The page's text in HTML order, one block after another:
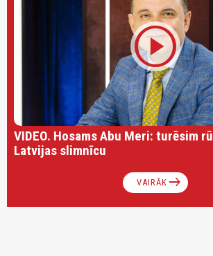
play_circle
VIDEO. Hosams Abu Meri: turēsim
Latvijas slimnīcu
VAIRĀK arrow_right_alt